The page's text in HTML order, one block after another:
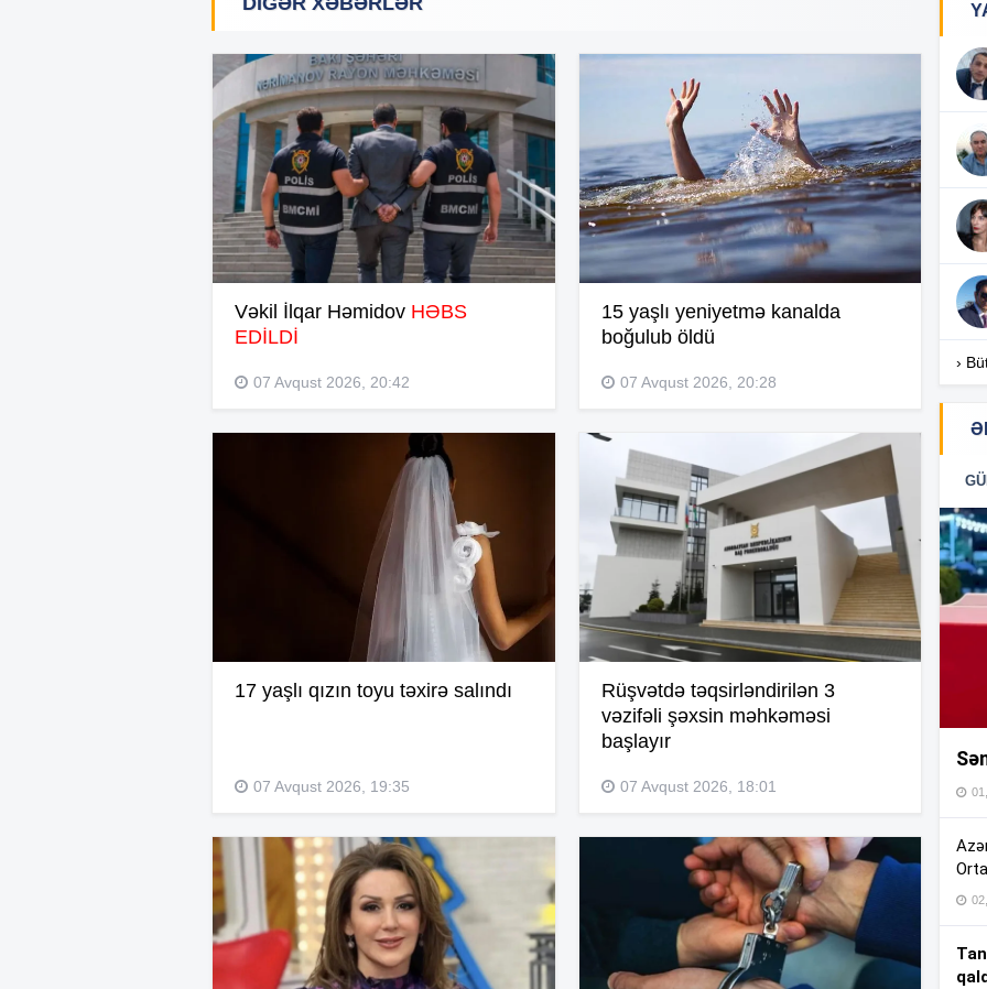
Vəkil İlqar Həmidov HƏBS
EDİLDİ
07 Avqust 2026, 20:42
15 yaşlı yeniyetmə kanalda
boğulub öldü
07 Avqust 2026, 20:28
17 yaşlı qızın toyu təxirə salındı
07 Avqust 2026, 19:35
Rüşvətdə təqsirləndirilən 3
vəzifəli şəxsin məhkəməsi
başlayır
07 Avqust 2026, 18:01
›